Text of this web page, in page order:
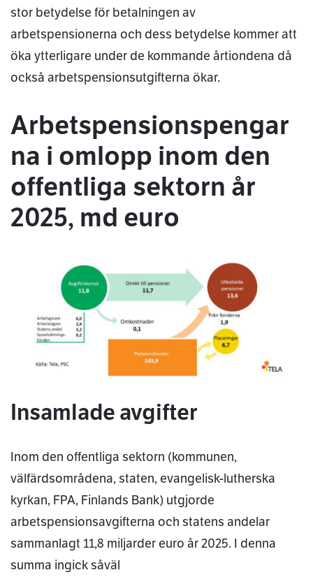
stor betydelse för betalningen av
arbetspensionerna och dess betydelse kommer att
öka ytterligare under de kommande årtiondena då
också arbetspensionsutgifterna ökar.
Arbetspensionspengar
na i omlopp inom den
offentliga sektorn år
2025, md euro
Insamlade avgifter
Inom den offentliga sektorn (kommunen,
välfärdsområdena, staten, evangelisk-lutherska
kyrkan, FPA, Finlands Bank) utgjorde
arbetspensionsavgifterna och statens andelar
sammanlagt 11,8 miljarder euro år 2025. I denna
summa ingick såväl